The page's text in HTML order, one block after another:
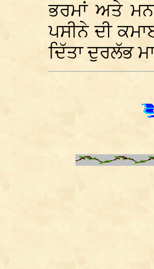
ਭਰਮਾਂ ਅਤੇ
ਪਸੀਨੇ ਦੀ
ਦਿੱਤਾ ਦੁਰਲੱਭ